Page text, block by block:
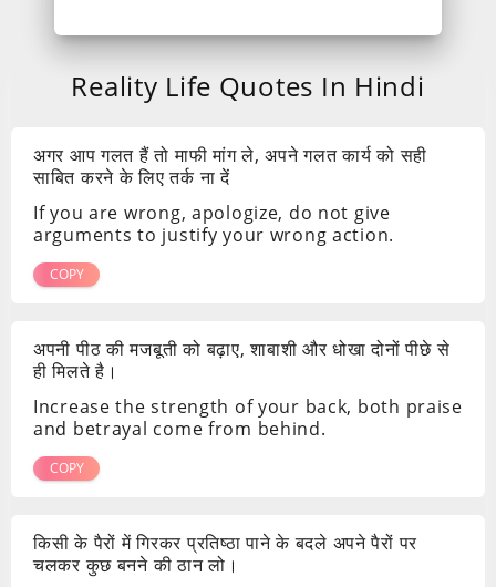
Reality Life Quotes In Hindi
अगर आप गलत हैं तो माफी मांग ले, अपने गलत कार्य को सही
साबित करने के लिए तर्क ना दें
If you are wrong, apologize, do not give
arguments to justify your wrong action.
COPY
अपनी पीठ की मजबूती को बढ़ाए, शाबाशी और धोखा दोनों पीछे से
ही मिलते है।
Increase the strength of your back, both praise
and betrayal come from behind.
COPY
किसी के पैरों में गिरकर प्रतिष्ठा पाने के बदले अपने पैरों पर
चलकर कुछ बनने की ठान लो।